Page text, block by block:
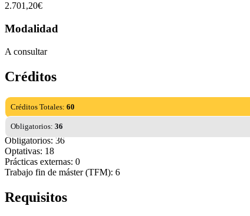
2.701,20€
Modalidad
A consultar
Créditos
Créditos Totales: 60
Obligatorios: 36
Obligatorios: 36
Optativas: 18
Prácticas externas: 0
Trabajo fin de máster (TFM): 6
Requisitos